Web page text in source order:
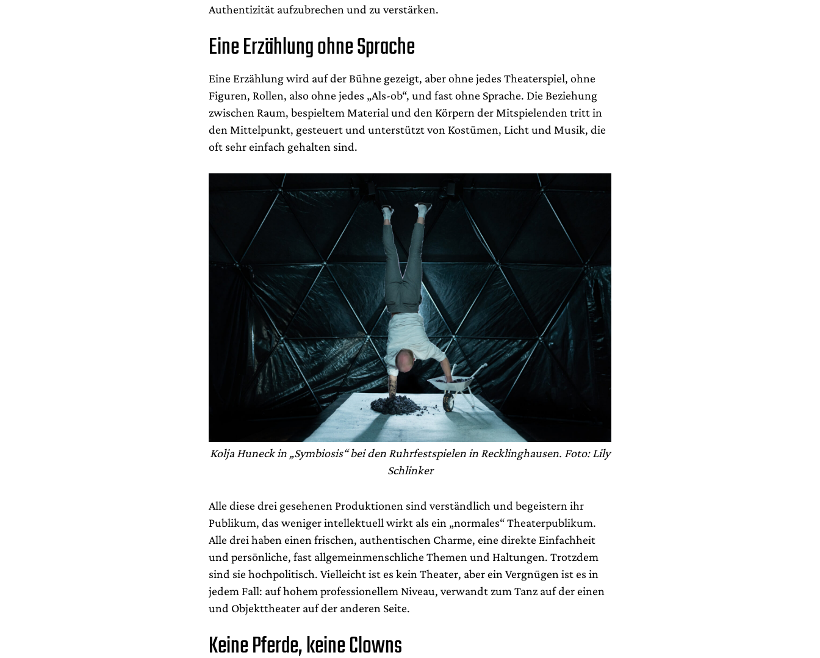
Authentizität aufzubrechen und zu verstärken.
Eine Erzählung ohne Sprache
Eine Erzählung wird auf der Bühne gezeigt, aber ohne jedes Theaterspiel, ohne
Figuren, Rollen, also ohne jedes „Als-ob“, und fast ohne Sprache. Die Beziehung
zwischen Raum, bespieltem Material und den Körpern der Mitspielenden tritt in
den Mittelpunkt, gesteuert und unterstützt von Kostümen, Licht und Musik, die
oft sehr einfach gehalten sind.
Kolja Huneck in „Symbiosis“ bei den Ruhrfestspielen in Recklinghausen. Foto: Lily
Schlinker
Alle diese drei gesehenen Produktionen sind verständlich und begeistern ihr
Publikum, das weniger intellektuell wirkt als ein „normales“ Theaterpublikum.
Alle drei haben einen frischen, authentischen Charme, eine direkte Einfachheit
und persönliche, fast allgemeinmenschliche Themen und Haltungen. Trotzdem
sind sie hochpolitisch. Vielleicht ist es kein Theater, aber ein Vergnügen ist es in
jedem Fall: auf hohem professionellem Niveau, verwandt zum Tanz auf der einen
und Objekttheater auf der anderen Seite.
Keine Pferde, keine Clowns